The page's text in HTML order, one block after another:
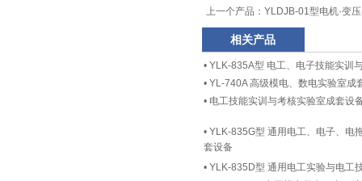
上一个产品： YLDJB-01型电机·变
相关产品
• YLK-835A型 电工、电子技能实训
• YL-740A 高级模电、数电实验室成
• 电工技能实训与考核实验室成套设
• YLK-835G型 通用电工、电子、电
套设备
• YLK-835D型 通用电工实验与电工